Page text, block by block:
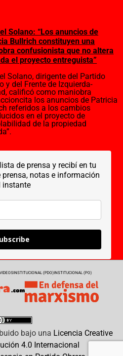
Solano: “Los anuncios de
Bullrich constituyen una
confusionista que no altera
el proyecto entreguista”
Solano, dirigente del Partido
y del Frente de Izquierda-
calificó como maniobra
los anuncios de Patricia
referidos a los cambios
en el proyecto de
de la propiedad
de prensa y recibí en tu
notas e información
instante
VIDEOSINSTITUCIONAL (PDO)INSTITUCIONAL (PO)
bajo una Licencia Creative
4.0 Internacional